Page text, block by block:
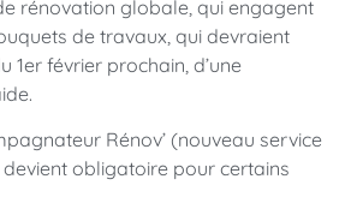
rénovation globale, qui engagent
de travaux, qui devraient
1er février prochain, d’une
Rénov’ (nouveau service
devient obligatoire pour certains